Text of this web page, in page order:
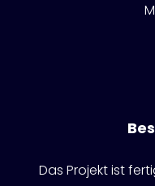
Das Projekt ist